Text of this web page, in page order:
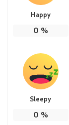
Happy
0 %
Sleepy
0 %